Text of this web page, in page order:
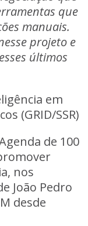
que
manuais.
projeto e
últimos
em
(GRID/SSR)
de 100
nos
João Pedro
desde